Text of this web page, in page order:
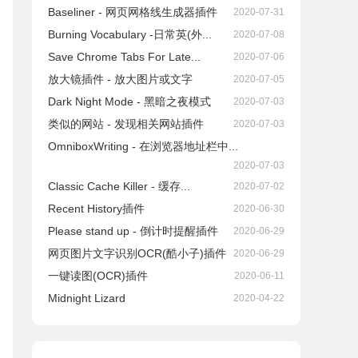
Baseliner - 网页网格线生成器插件 2020-07-31
Burning Vocabulary -日常英(外... 2020-07-08
Save Chrome Tabs For Late... 2020-07-06
放大镜插件 - 放大图片或文字 2020-07-05
Dark Night Mode - 黑暗之夜模式 2020-07-03
类似的网站 - 发现相关网站插件 2020-07-03
OmniboxWriting - 在浏览器地址栏中...
2020-07-03
Classic Cache Killer - 缓存... 2020-07-02
Recent History插件 2020-06-30
Please stand up - 倒计时提醒插件 2020-06-29
网页图片文字识别OCR(酷小子)插件 2020-06-29
一键读图(OCR)插件 2020-06-11
Midnight Lizard 2020-04-22